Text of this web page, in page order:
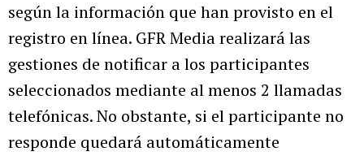
según la información que han provisto en el
registro en línea. GFR Media realizará las
gestiones de notificar a los participantes
seleccionados mediante al menos 2 llamadas
telefónicas. No obstante, si el participante no
responde quedará automáticamente